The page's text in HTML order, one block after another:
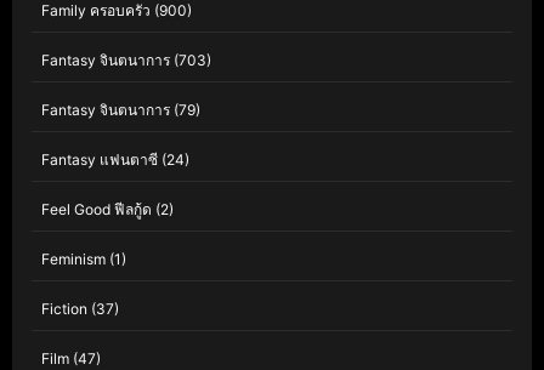
Family ครอบครัว (900)
Fantasy จินตนาการ (703)
Fantasy จินตนาการ (79)
Fantasy แฟนตาซี (24)
Feel Good ฟีลกู้ด (2)
Feminism (1)
Fiction (37)
Film (47)